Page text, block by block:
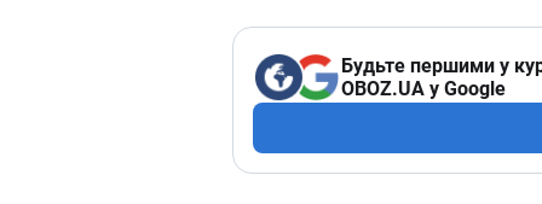
Будьте першими у
OBOZ.UA у Google